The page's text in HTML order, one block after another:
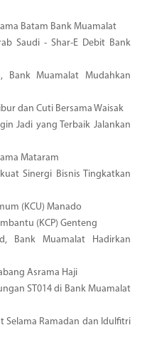
Batam Bank Muamalat
Saudi - Shar-E Debit Bank
Bank Muamalat Mudahkan
dan Cuti Bersama Waisak
Jadi yang Terbaik Jalankan
Mataram
Sinergi Bisnis Tingkatkan
(KCU) Manado
(KCP) Genteng
Bank Muamalat Hadirkan
Asrama Haji
ST014 di Bank Muamalat
Selama Ramadan dan Idulfitri